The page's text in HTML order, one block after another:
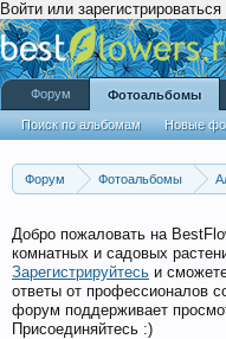
Войти или зарегистрироваться
Форум Фотоальбомы
Добро пожаловать на
комнатных и садовых
Зарегистрируйтесь и
ответы от профессионалов
форум поддерживает
Присоединяйтесь :)
Форум Фотоальбомы
Поиск по альбомам Новые